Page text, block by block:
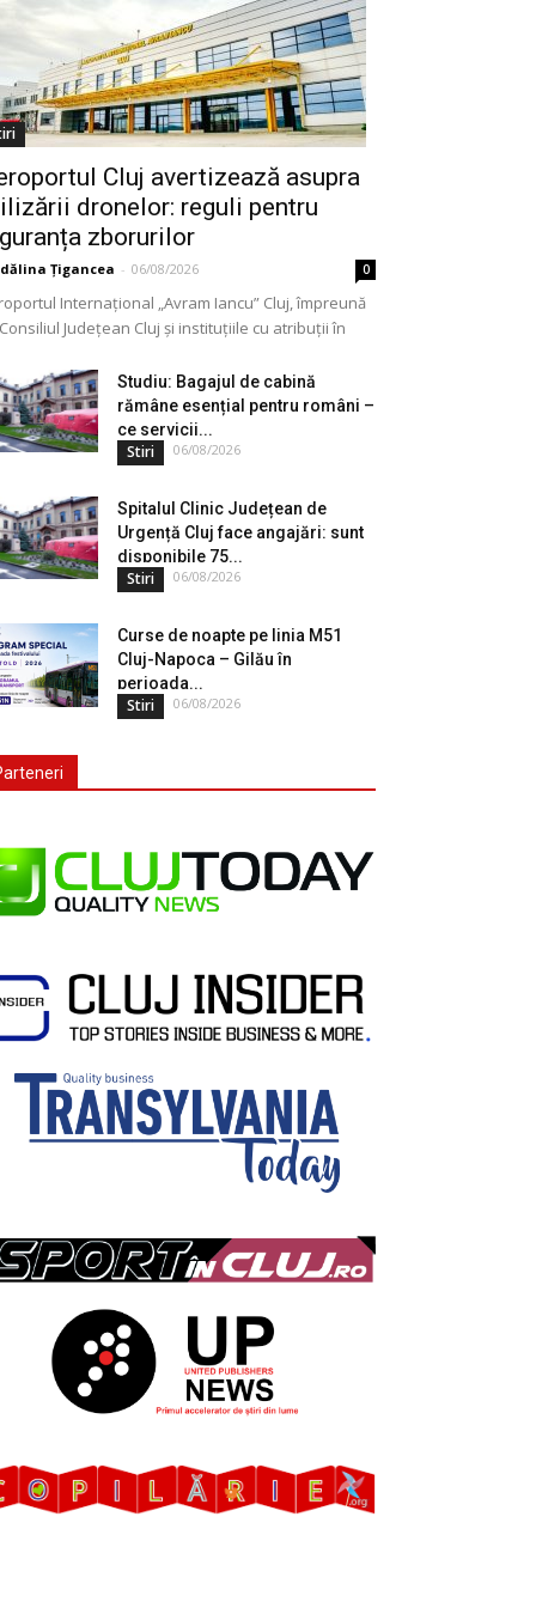
Cluj avertizează asupra
dronelor: reguli pentru
zborurilor
Țigancea - 06/08/2026 0
Internațional „Avram Iancu” Cluj, împreună
Județean Cluj și instituțiile cu atribuții în
Studiu: Bagajul de cabină
rămâne esențial pentru români –
ce servicii...
Stiri 06/08/2026
Spitalul Clinic Județean de
Urgență Cluj face angajări: sunt
disponibile 75...
Stiri 06/08/2026
Curse de noapte pe linia M51
Cluj-Napoca – Gilău în
perioada...
Stiri 06/08/2026